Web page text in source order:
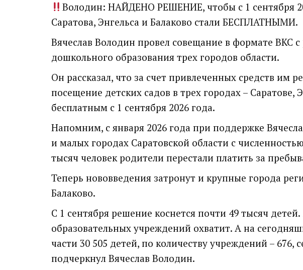
Володин: НАЙДЕНО РЕШЕНИЕ, чтобы с 1 сентября
Саратова, Энгельса и Балаково стали БЕСПЛАТНЫМИ.
Вячеслав Володин провел совещание в формате ВКС
дошкольного образования трех городов области.
Он рассказал, что за счет привлеченных средств им
посещение детских садов в трех городах – Саратове,
бесплатным с 1 сентября 2026 года.
Напомним, с января 2026 года при поддержке
и малых городах Саратовской области с
тысяч человек родители перестали платить за
Теперь нововведения затронут и крупные города
Балаково.
С 1 сентября решение коснется почти 49 тысяч
образовательных учреждений охватит. А на
части 30 505 детей, по количеству учреждений – 676,
подчеркнул Вячеслав Володин.